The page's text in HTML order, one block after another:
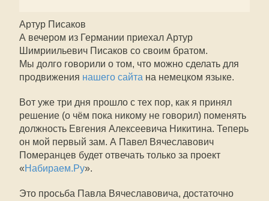
Артур Писаков
А вечером из Германии приехал Артур
Шимриильевич Писаков со своим братом.
Мы долго говорили о том, что можно сделать для
продвижения нашего сайта на немецком языке.
Вот уже три дня прошло с тех пор, как я принял
решение (о чём пока никому не говорил) поменять
должность Евгения Алексеевича Никитина. Теперь
он мой первый зам. А Павел Вячеславович
Померанцев будет отвечать только за проект
«Набираем.Ру».
Это просьба Павла Вячеславовича, достаточно